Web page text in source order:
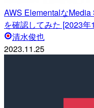
AWS Elementalな
を確認してみた [2023年
清水俊也
2023.11.25